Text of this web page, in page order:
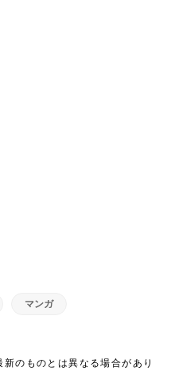
マンガ
のものとは異なる場合があり